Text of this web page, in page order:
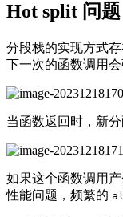
Hot split 问题
分段栈的实现方式存
下一次的函数调用会
当函数返回时，新
如果这个函数调用
性能问题，频繁的